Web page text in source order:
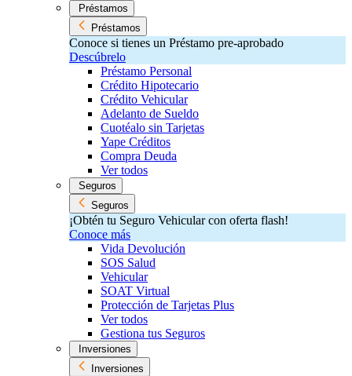
Préstamos
Préstamos
Conoce si tienes un Préstamo pre-aprobado
Descúbrelo
Préstamo Personal
Crédito Hipotecario
Crédito Vehicular
Adelanto de Sueldo
Cuotéalo sin Tarjetas
Yape Créditos
Compra Deuda
Ver todos
Seguros
Seguros
¡Obtén tu Seguro Vehicular con oferta flash!
Conoce más
Vida Devolución
SOS Salud
Vehicular
SOAT Virtual
Protección de Tarjetas Plus
Ver todos
Gestiona tus Seguros
Inversiones
Inversiones